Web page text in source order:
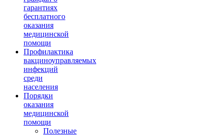
гарантиях
бесплатного
оказания
медицинской
помощи
Профилактика
вакциноуправляемых
инфекций
среди
населения
Порядки
оказания
медицинской
помощи
Полезные